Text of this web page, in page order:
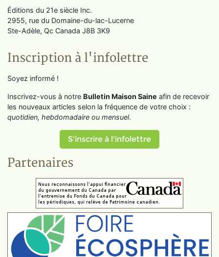
Éditions du 21e siècle Inc.
2955, rue du Domaine-du-lac-Lucerne
Ste-Adèle, Qc Canada J8B 3K9
Inscription à l'infolettre
Soyez informé !
Inscrivez-vous à notre Bulletin Maison Saine afin de recevoir
les nouveaux articles selon la fréquence de votre choix :
quotidien, hebdomadaire ou mensuel.
S'inscrire à l'infolettre
Partenaires